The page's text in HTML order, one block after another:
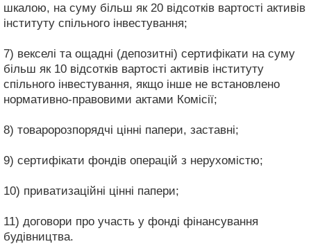
шкалою, на суму більш як 20 відсотків вартості активів
інституту спільного інвестування;
7) векселі та ощадні (депозитні) сертифікати на суму
більш як 10 відсотків вартості активів інституту
спільного інвестування, якщо інше не встановлено
нормативно-правовими актами Комісії;
8) товаророзпорядчі цінні папери, заставні;
9) сертифікати фондів операцій з нерухомістю;
10) приватизаційні цінні папери;
11) договори про участь у фонді фінансування
будівництва.